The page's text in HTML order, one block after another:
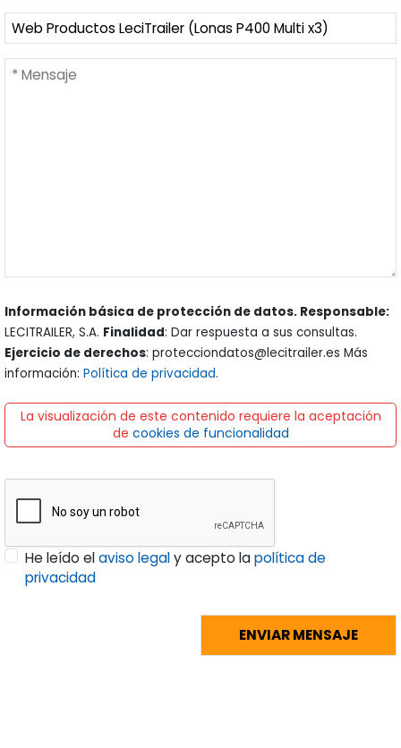
Información básica de protección de datos. Responsable:
LECITRAILER, S.A. Finalidad: Dar respuesta a sus consultas.
Ejercicio de derechos: protecciondatos@lecitrailer.es Más
información: Política de privacidad.
La visualización de este contenido requiere la aceptación
de cookies de funcionalidad
He leído elaviso legaly acepto lapolítica de
privacidad